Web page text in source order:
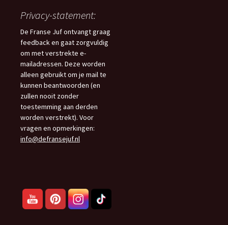
Privacy-statement:
De Franse Juf ontvangt graag
feedback en gaat zorgvuldig
om met verstrekte e-
mailadressen. Deze worden
alleen gebruikt om je mail te
kunnen beantwoorden (en
zullen nooit zonder
toestemming aan derden
worden verstrekt). Voor
vragen en opmerkingen:
info@defransejuf.nl